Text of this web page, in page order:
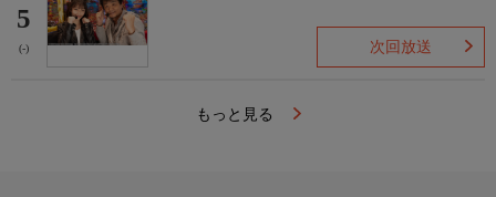
5
(-) 次回放送
もっと見る